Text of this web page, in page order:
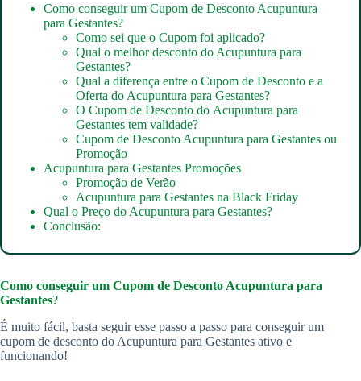
Como conseguir um Cupom de Desconto Acupuntura
para Gestantes?
Como sei que o Cupom foi aplicado?
Qual o melhor desconto do Acupuntura para
Gestantes?
Qual a diferença entre o Cupom de Desconto e a
Oferta do Acupuntura para Gestantes?
O Cupom de Desconto do Acupuntura para
Gestantes tem validade?
Cupom de Desconto Acupuntura para Gestantes ou
Promoção
Acupuntura para Gestantes Promoções
Promoção de Verão
Acupuntura para Gestantes na Black Friday
Qual o Preço do Acupuntura para Gestantes?
Conclusão:
Como conseguir um Cupom de Desconto Acupuntura para
Gestantes?
É muito fácil, basta seguir esse passo a passo para conseguir um
cupom de desconto do Acupuntura para Gestantes ativo e
funcionando!